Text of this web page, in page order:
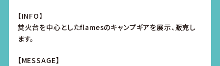
【INFO】
焚火台を中心としたflamesのキャンプギアを展示、販売し
ます。
【MESSAGE】